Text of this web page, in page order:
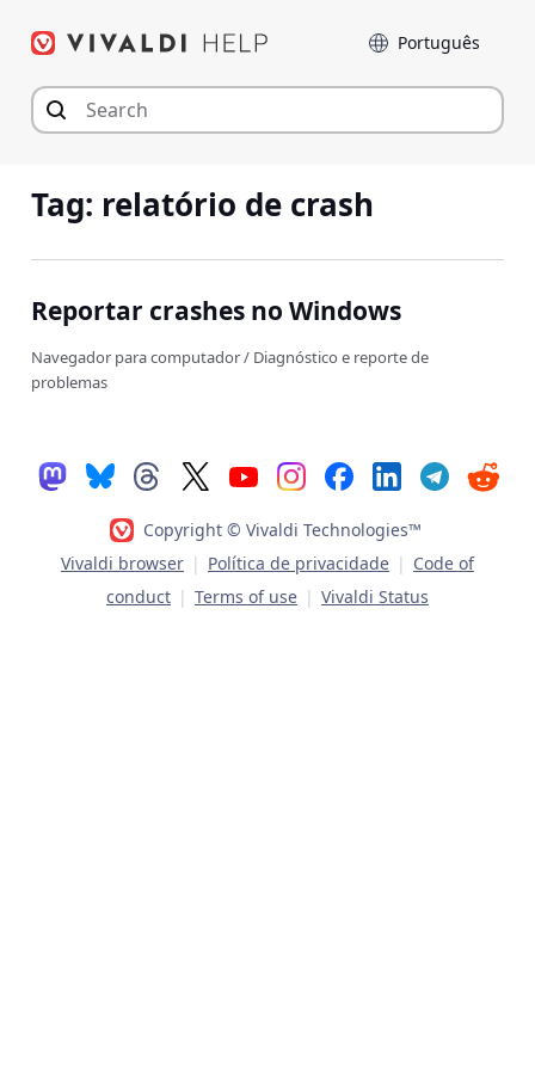
para
conteúdo
Idioma
Tag: relatório de crash
Reportar crashes no Windows
Navegador para computador/ Diagnóstico e reporte de
problemas
Copyright © Vivaldi Technologies™
Vivaldi browser | Política de privacidade | Code of
conduct | Terms of use | Vivaldi Status